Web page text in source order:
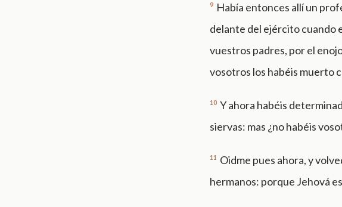
9 Había entonces allí un
delante del ejército cuando
vuestros padres, por el
vosotros los habéis muerto
10 Y ahora habéis
siervas: mas ¿no habéis
11 Oidme pues ahora, y
hermanos: porque Jehová